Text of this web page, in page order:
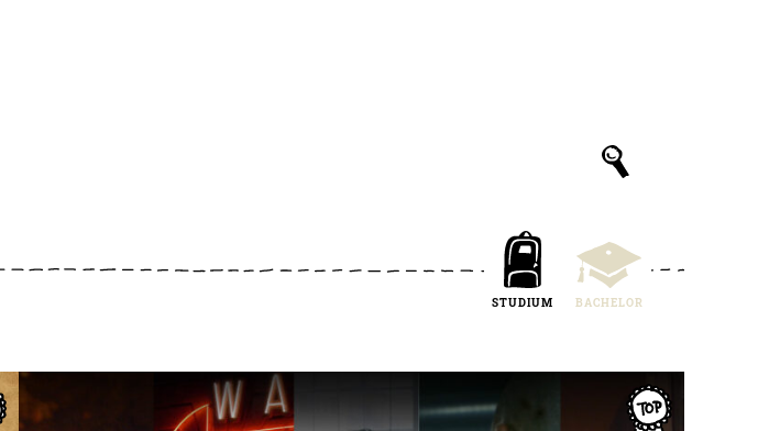
STUDIUM BACHELOR